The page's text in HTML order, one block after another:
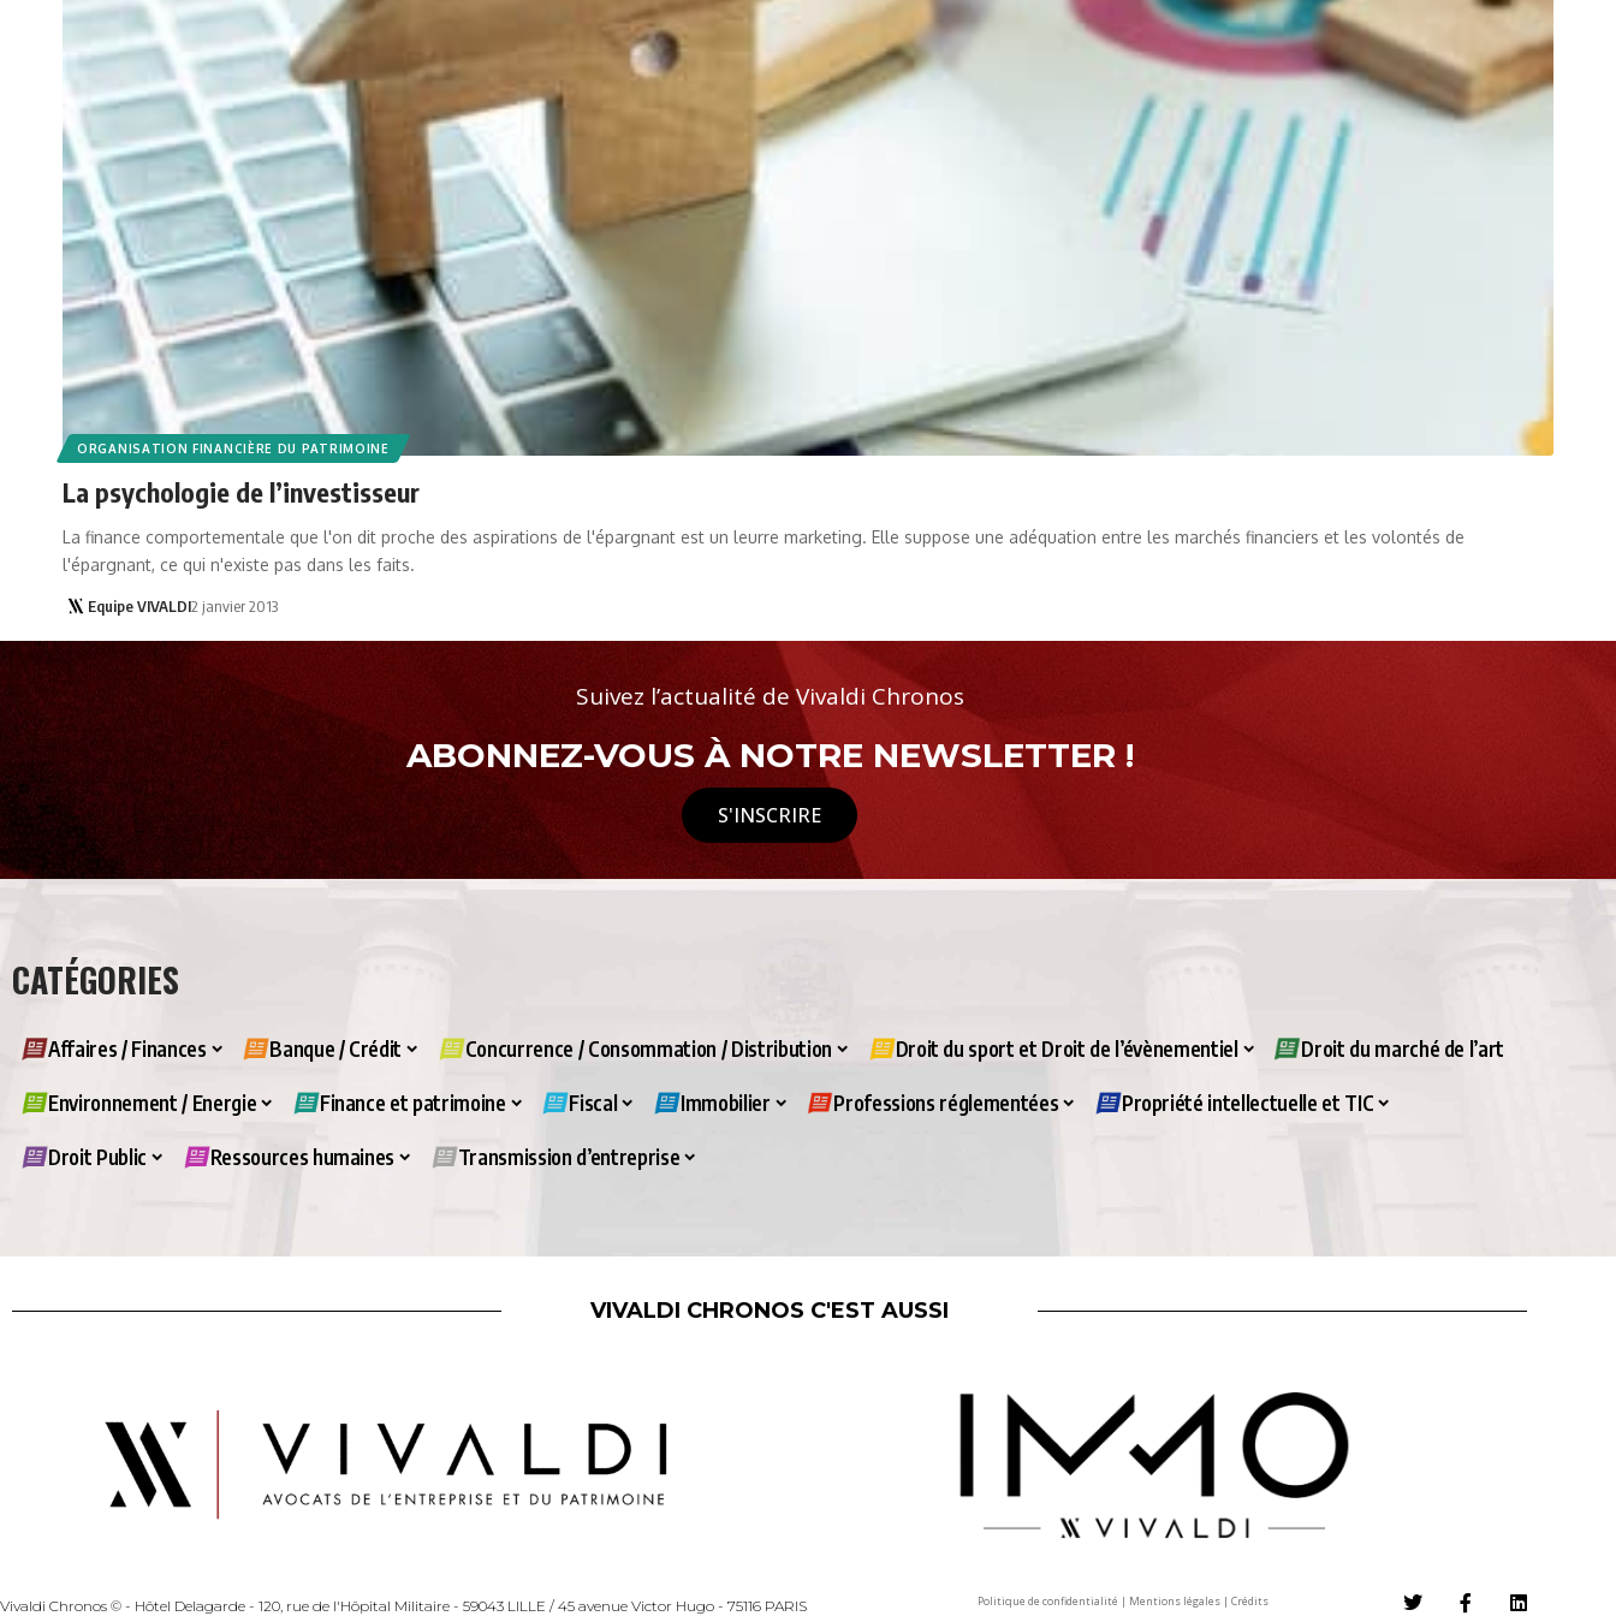
ORGANISATION FINANCIÈRE DU PATRIMOINE
La psychologie de l’investisseur
La finance comportementale que l'on dit proche des aspirations de l'épargnant est un leurre marketing. Elle suppose une adéquation entre les marchés financiers et les volontés de
l'épargnant, ce qui n'existe pas dans les faits.
Equipe VIVALDI2 janvier 2013
Suivez l’actualité de Vivaldi Chronos
ABONNEZ-VOUS À NOTRE NEWSLETTER !
S'INSCRIRE
CATÉGORIES
Affaires / Finances Banque / Crédit Concurrence / Consommation / Distribution Droit du sport et Droit de l’évènementiel Droit du marché de l’art
Environnement / Energie Finance et patrimoine Fiscal Immobilier Professions réglementées Propriété intellectuelle et TIC
Droit Public Ressources humaines Transmission d’entreprise
VIVALDI CHRONOS C'EST AUSSI
Vivaldi Chronos © - Hôtel Delagarde - 120, rue de l'Hôpital Militaire - 59043 LILLE / 45 avenue Victor Hugo - 75116 PARIS Politique de confidentialité | Mentions légales |Crédits